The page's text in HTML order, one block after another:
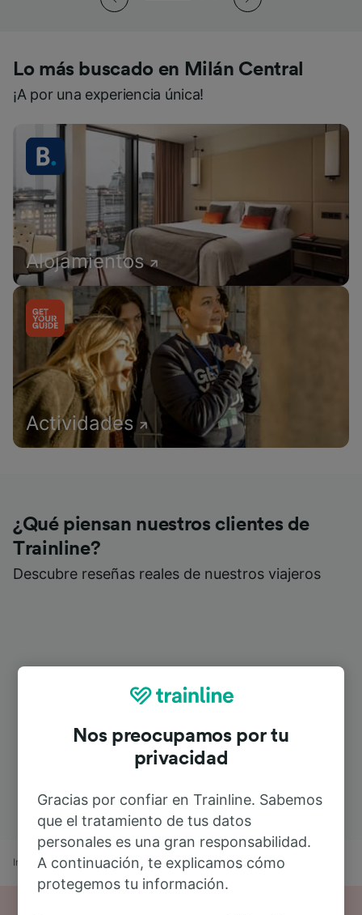
Lo más buscado en Milán Central
¡A por una experiencia única!
Alojamientos
Actividades
¿Qué piensan nuestros clientes de
Trainline?
Descubre reseñas reales de nuestros viajeros
Inicio Horarios de trenes Aalst a Milán Central
Nos preocupamos por tu
privacidad
Gracias por confiar en Trainline. Sabemos
que el tratamiento de tus datos
personales es una gran responsabilidad.
A continuación, te explicamos cómo
protegemos tu información.